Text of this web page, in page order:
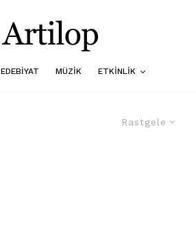
EDEBIYAT MÜZIK ETKINLIK
Rastgele